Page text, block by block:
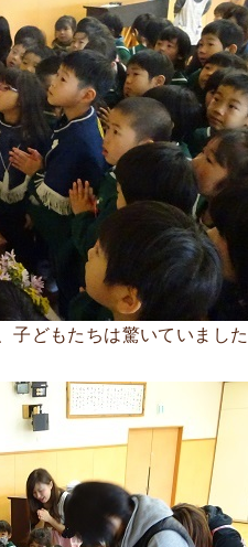
どもたちは驚いていました